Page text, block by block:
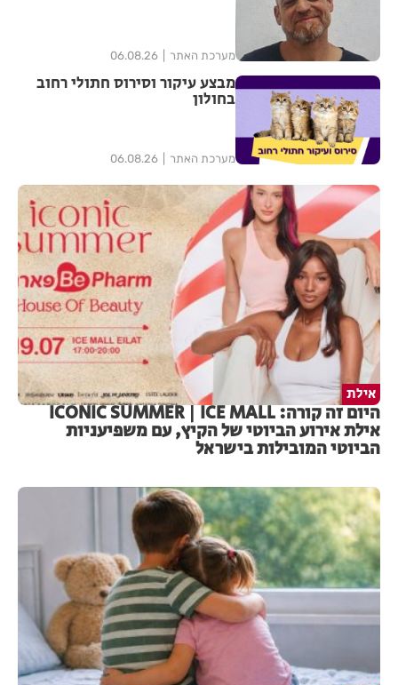
מערכת האתר 06.08.26
מבצע עיקור וסירוס חתולי רחוב
בחולון
מערכת האתר 06.08.26
אילת
היום זה קורה: ICONIC SUMMER | ICE MALL
אילת אירוע הביוטי של הקיץ, עם משפיעניות
הביוטי המובילות בישראל